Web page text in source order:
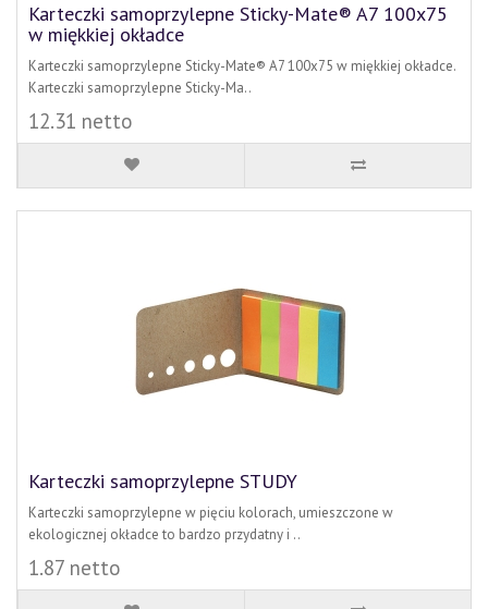
Karteczki samoprzylepne Sticky-Mate® A7 100x75
w miękkiej okładce
Karteczki samoprzylepne Sticky-Mate® A7 100x75 w miękkiej okładce.
Karteczki samoprzylepne Sticky-Ma..
12.31 netto
Karteczki samoprzylepne STUDY
Karteczki samoprzylepne w pięciu kolorach, umieszczone w
ekologicznej okładce to bardzo przydatny i ..
1.87 netto